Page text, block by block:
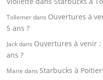
Tollemerdans Ouvertures à
5 ans ?
Jackdans Ouvertures à venir :
ans ?
Marie dans Starbucks à